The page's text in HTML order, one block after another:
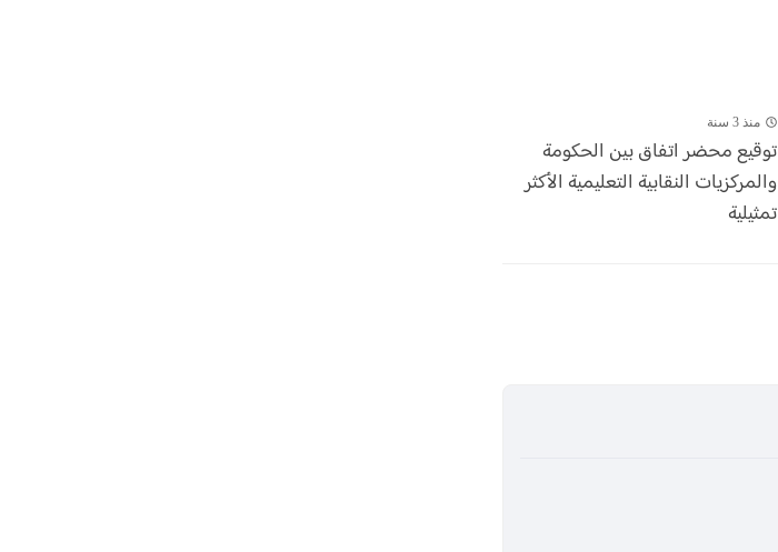
منذ 3 سنة
توقيع محضر اتفاق بين الحكومة
والمركزيات النقابية التعليمية الأكثر
تمثيلية